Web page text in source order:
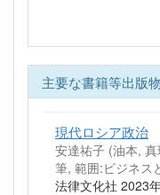
主要な書籍等出版物
現代ロシア政治
安達祐子 (油本,
筆, 範囲:ビジネス
法律文化社 2023